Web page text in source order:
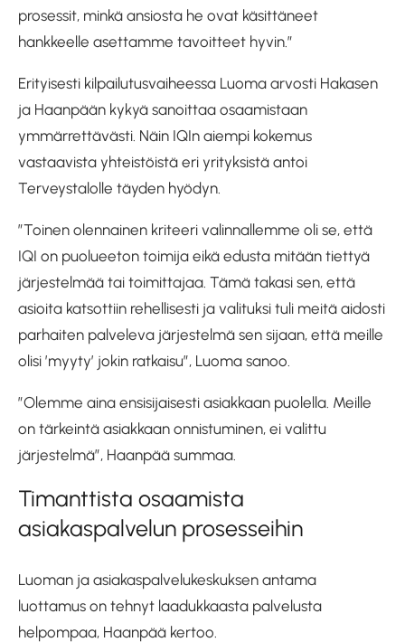
prosessit, minkä ansiosta he ovat käsittäneet
hankkeelle asettamme tavoitteet hyvin.”
Erityisesti kilpailutusvaiheessa Luoma arvosti Hakasen
ja Haanpään kykyä sanoittaa osaamistaan
ymmärrettävästi. Näin IQIn aiempi kokemus
vastaavista yhteistöistä eri yrityksistä antoi
Terveystalolle täyden hyödyn.
”Toinen olennainen kriteeri valinnallemme oli se, että
IQI on puolueeton toimija eikä edusta mitään tiettyä
järjestelmää tai toimittajaa. Tämä takasi sen, että
asioita katsottiin rehellisesti ja valituksi tuli meitä aidosti
parhaiten palveleva järjestelmä sen sijaan, että meille
olisi ’myyty’ jokin ratkaisu”, Luoma sanoo.
”Olemme aina ensisijaisesti asiakkaan puolella. Meille
on tärkeintä asiakkaan onnistuminen, ei valittu
järjestelmä”, Haanpää summaa.
Timanttista osaamista
asiakaspalvelun prosesseihin
Luoman ja asiakaspalvelukeskuksen antama
luottamus on tehnyt laadukkaasta palvelusta
helpompaa, Haanpää kertoo.